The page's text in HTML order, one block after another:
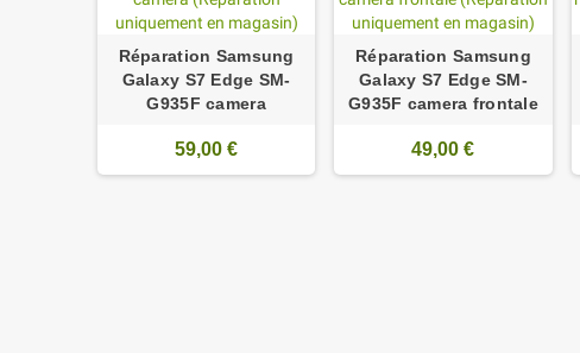
Réparation Samsung
Galaxy S7 Edge SM-
G935F camera
59,00 €
Réparation Samsung
Galaxy S7 Edge SM-
G935F camera frontale
49,00 €